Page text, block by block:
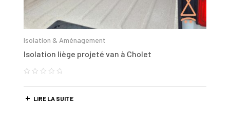
Isolation & Aménagement
Isolation liège projeté van à Cholet
LIRE LA SUITE